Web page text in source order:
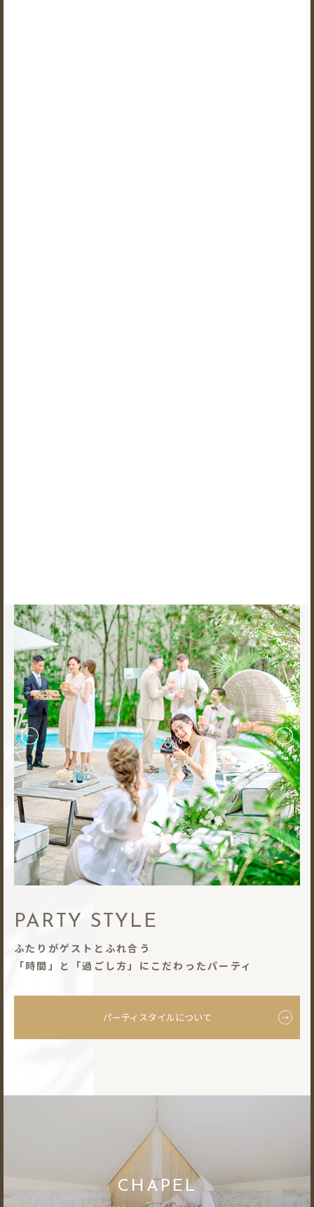
PARTY STYLE
ふたりがゲストとふれ合う
「時間」と「過ごし⽅」にこだわったパーティ
パーティスタイルについて
CHAPEL